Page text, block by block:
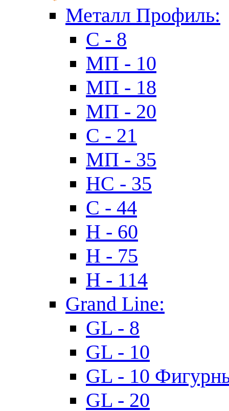
Металл Профиль:
C - 8
МП - 10
МП - 18
МП - 20
C - 21
МП - 35
HC - 35
C - 44
H - 60
H - 75
H - 114
Grand Line:
GL - 8
GL - 10
GL - 10
GL - 20